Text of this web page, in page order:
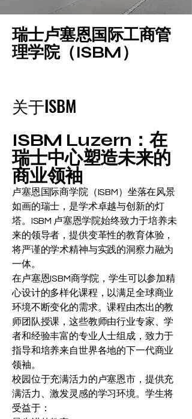
瑞士卢塞恩国际工商管
理学院（ISBM）
关于ISBM
ISBM Luzern：在
瑞士中心塑造未来的
商业领袖
卢塞恩国际商学院（ISBM）坐落在风景
如画的瑞士，是学术卓越与创新的灯
塔。ISBM 卢塞恩学院始终致力于培养未
来的领导者，提供变革性的教育体验，
将严谨的学术精神与实践的洞察力融为
一体。
在卢塞恩ISBM商学院，学生可以参加精
心设计的多样化课程，以满足全球商业
环境不断变化的需求。课程由杰出的教
师团队授课，这些教师由行业专家、学
者和经验丰富的专业人士组成，致力于
指导和培养来自世界各地的下一代商业
领袖。
校园位于充满活力的卢塞恩市，提供充
满活力、激发灵感的学习环境。学生将
受益于：